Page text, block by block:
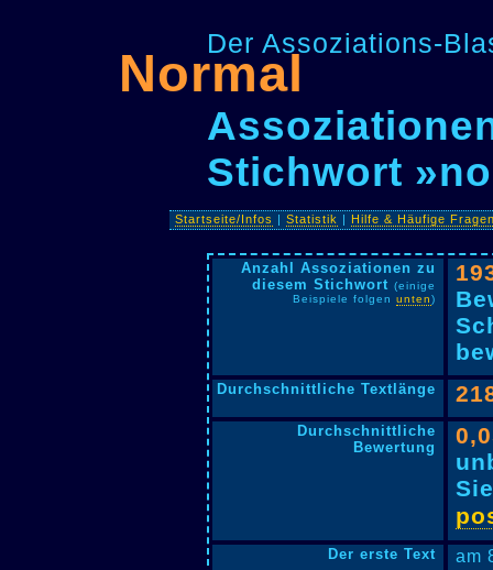
Der Assoziations-
Normal
Stichwort
Startseite/Infos |Statistik |Hilfe & Häufige
Anzahl Assoziationen zu
diesem Stichwort (einige
Beispiele folgen unten)
Durchschnittliche Textlänge
Durchschnittliche
Bewertung
Der erste Text am